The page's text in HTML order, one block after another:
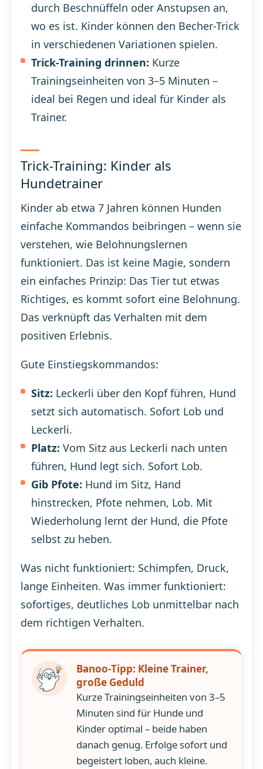
durch Beschnüffeln oder Anstupsen an,
wo es ist. Kinder können den Becher-Trick
in verschiedenen Variationen spielen.
Trick-Training drinnen: Kurze
Trainingseinheiten von 3–5 Minuten –
ideal bei Regen und ideal für Kinder als
Trainer.
Trick-Training: Kinder als
Hundetrainer
Kinder ab etwa 7 Jahren können Hunden
einfache Kommandos beibringen – wenn sie
verstehen, wie Belohnungslernen
funktioniert. Das ist keine Magie, sondern
ein einfaches Prinzip: Das Tier tut etwas
Richtiges, es kommt sofort eine Belohnung.
Das verknüpft das Verhalten mit dem
positiven Erlebnis.
Gute Einstiegskommandos:
Sitz: Leckerli über den Kopf führen, Hund
setzt sich automatisch. Sofort Lob und
Leckerli.
Platz: Vom Sitz aus Leckerli nach unten
führen, Hund legt sich. Sofort Lob.
Gib Pfote: Hund im Sitz, Hand
hinstrecken, Pfote nehmen, Lob. Mit
Wiederholung lernt der Hund, die Pfote
selbst zu heben.
Was nicht funktioniert: Schimpfen, Druck,
lange Einheiten. Was immer funktioniert:
sofortiges, deutliches Lob unmittelbar nach
dem richtigen Verhalten.
Banoo-Tipp: Kleine Trainer,
große Geduld
Kurze Trainingseinheiten von 3–5
Minuten sind für Hunde und
Kinder optimal – beide haben
danach genug. Erfolge sofort und
begeistert loben, auch kleine.